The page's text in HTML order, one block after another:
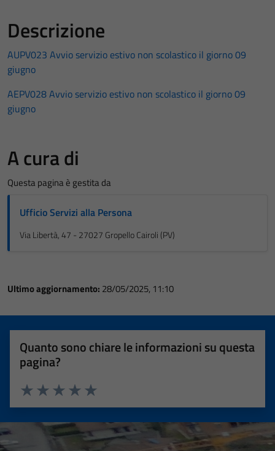
Descrizione
AUPV023 Avvio servizio estivo non scolastico il giorno 09
giugno
AEPV028 Avvio servizio estivo non scolastico il giorno 09
giugno
A cura di
Questa pagina è gestita da
Ufficio Servizi alla Persona
Via Libertà, 47 - 27027 Gropello Cairoli (PV)
Ultimo aggiornamento: 28/05/2025, 11:10
Quanto sono chiare le informazioni su questa
pagina?
Valuta 5 stelle su 5
Valuta 4 stelle su 5
Valuta 3 stelle su 5
Valuta 2 stelle su 5
Valuta 1 stelle su 5